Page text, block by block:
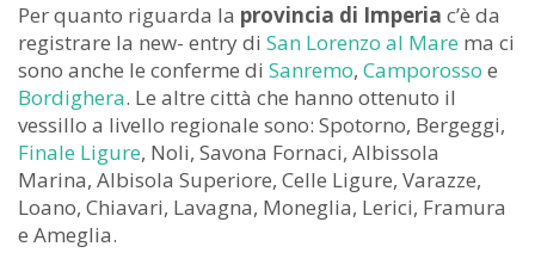
Per quanto riguarda la provincia di Imperia c’è da
registrare la new- entry di San Lorenzo al Mare ma ci
sono anche le conferme di Sanremo, Camporosso e
Bordighera. Le altre città che hanno ottenuto il
vessillo a livello regionale sono: Spotorno, Bergeggi,
Finale Ligure, Noli, Savona Fornaci, Albissola
Marina, Albisola Superiore, Celle Ligure, Varazze,
Loano, Chiavari, Lavagna, Moneglia, Lerici, Framura
e Ameglia.